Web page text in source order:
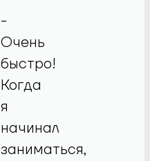
-
Очень
быстро!
Когда
я
начинал
заниматься,